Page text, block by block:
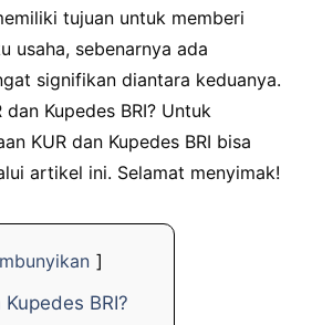
tujuan untuk memberi
usaha, sebenarnya ada
signifikan diantara keduanya.
Kupedes BRI? Untuk
KUR dan Kupedes BRI bisa
artikel ini. Selamat menyimak!
BRI?